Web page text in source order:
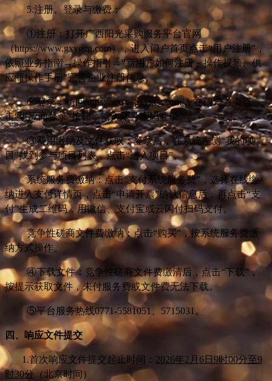
5.注册、登录与缴费：
①注册：打开广西阳光采购服务平台官网
（https://www.gxygcg.com），进入门户首页点击“用户注册”，
依照业务指南→操作指引→“新用户如何注册－操作视频、供
应商操作手册”完善企业注册信息。
②登录：访问https://www.gxygcg.com/，在门户首页点
击“供应商登录”按钮，输入账号密码登录。
③费用缴纳及文件获取：登录后，在系统左侧“我的项
目”找到参与项目列表，点击“进入项目”。
系统服务费缴纳：点击“支付系统服务费”，选择在线缴
纳进入支付详情页，点击“申请开票”确认信息后，再点击“支
付”生成二维码，用微信、支付宝或云闪付扫码支付。
竞争性磋商文件费缴纳：点击“购买”，按系统服务费缴
纳方式操作。
④下载文件：竞争性磋商文件费缴清后，点击“下载”，
按提示获取文件，未付服务费或文件费无法下载。
⑤平台服务热线0771-5581051、5715031。
四、响应文件提交
1.首次响应文件提交起止时间： 2026年2月6日9时00分至9
时30分（北京时间）